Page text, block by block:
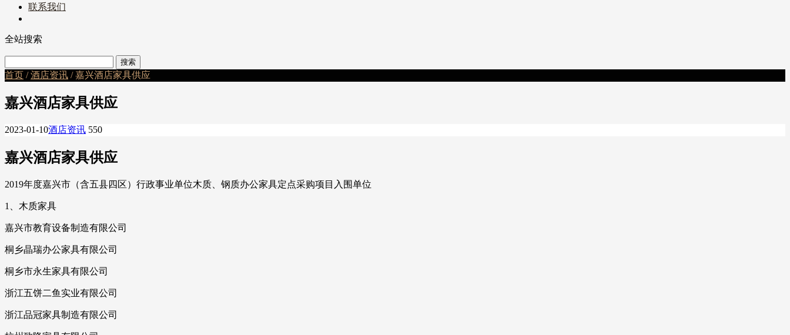
联系我们
全站搜索
首页 /酒店资讯 / 嘉兴酒店家具供应
嘉兴酒店家具供应
2023-01-10酒店资讯 550
嘉兴酒店家具供应
2019年度嘉兴市（含五县四区）行政事业单位木质、钢质办公家具定点采购项目入围单位
1、木质家具
嘉兴市教育设备制造有限公司
桐乡晶瑞办公家具有限公司
桐乡市永生家具有限公司
浙江五饼二鱼实业有限公司
浙江品冠家具制造有限公司